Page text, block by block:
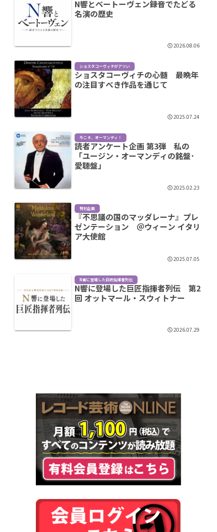
N響とベートーヴェン――録音でたどる
名演の歴史
2026.08.06
ショスタコーヴィチがアツい
ショスタコーヴィチの心髄 最晩年
の注目すべき作品を通じて
2025.07.24
今こそ、オーマンディ！
読者アンケート企画 第3弾 私の
「ユージン・オーマンディの銘盤･
愛聴盤」
2025.02.23
特別企画
『不思議の国のマッダレーナ』プレ
ゼンテーション ＠ウィーン イタリ
ア大使館
2025.07.05
N響に登場した巨匠指揮者列伝
N響に登場した巨匠指揮者列伝 第2
回 オットマール・スウィトナー
2026.07.29